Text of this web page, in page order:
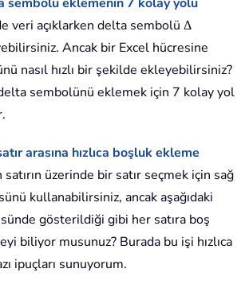
veri açıklarken delta sembolü Δ
Ancak bir Excel hücresine
nasıl hızlı bir şekilde ekleyebilirsiniz?
sembolünü eklemek için 7 kolay yol
arasına hızlıca boşluk ekleme
üzerinde bir satır seçmek için sağ
kullanabilirsiniz, ancak aşağıdaki
gösterildiği gibi her satıra boş
biliyor musunuz? Burada bu işi hızlıca
ipuçları sunuyorum.